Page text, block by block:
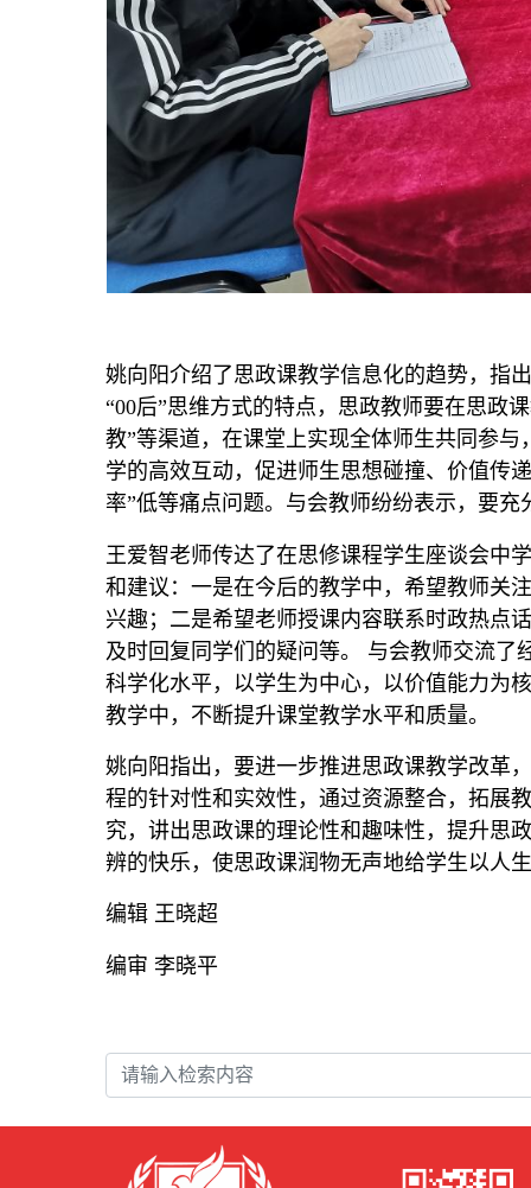
姚向阳介绍了思政课教学信息化的趋势，指
“00后”思维方式的特点，思政教师要在思政
教”等渠道，在课堂上实现全体师生共同参
学的高效互动，促进师生思想碰撞、价值传
率”低等痛点问题。与会教师纷纷表示，要
王爱智老师传达了在思修课程学生座谈会中
和建议：一是在今后的教学中，希望教师关
兴趣；二是希望老师授课内容联系时政热点
及时回复同学们的疑问等。 与会教师交流
科学化水平，以学生为中心，以价值能力为
教学中，不断提升课堂教学水平和质量。
姚向阳指出，要进一步推进思政课教学改革
程的针对性和实效性，通过资源整合，拓展
究，讲出思政课的理论性和趣味性，提升思
辨的快乐，使思政课润物无声地给学生以人
编辑 王晓超
编审 李晓平